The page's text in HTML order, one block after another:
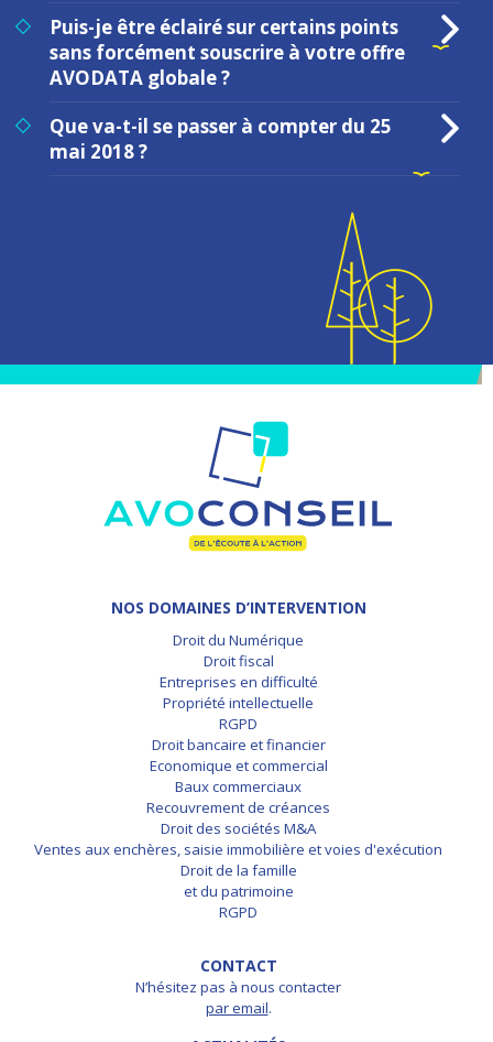
Puis-je être éclairé sur certains points
sans forcément souscrire à votre offre
AVODATA globale ?
Que va-t-il se passer à compter du 25
mai 2018 ?
NOS DOMAINES D’INTERVENTION
Droit du Numérique
Droit fiscal
Entreprises en difficulté
Propriété intellectuelle
RGPD
Droit bancaire et financier
Economique et commercial
Baux commerciaux
Recouvrement de créances
Droit des sociétés M&A
Ventes aux enchères, saisie immobilière et voies d'exécution
Droit de la famille
et du patrimoine
RGPD
CONTACT
N’hésitez pas à nous contacter
par email.